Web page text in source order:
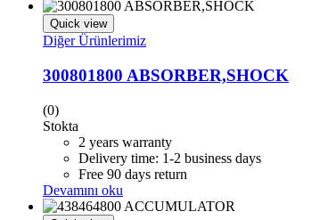
Quick view
Diğer Ürünlerimiz
300801800 ABSORBER,SHOCK
(0)
Stokta
2 years warranty
Delivery time: 1-2 business days
Free 90 days return
Devamını oku